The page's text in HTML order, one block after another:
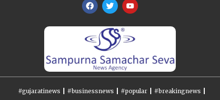
#gujaratinews #businessnews #popular #breakingnews